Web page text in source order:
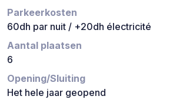
Parkeerkosten
60dh par nuit / +20dh électricité
Aantal plaatsen
6
Opening/Sluiting
Het hele jaar geopend